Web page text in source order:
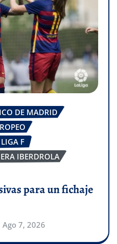
DE MADRID
LIGA F
IBERDROLA
para un fichaje
Ago 7, 2026